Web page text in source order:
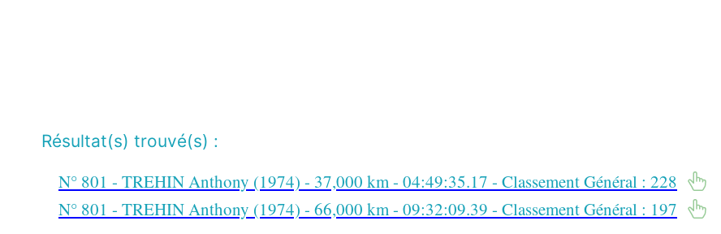
Résultat(s) trouvé(s) :
N° 801 - TREHIN Anthony (1974) - 37,000 km - 04:49:35.17 - Classement Général : 228
N° 801 - TREHIN Anthony (1974) - 66,000 km - 09:32:09.39 - Classement Général : 197